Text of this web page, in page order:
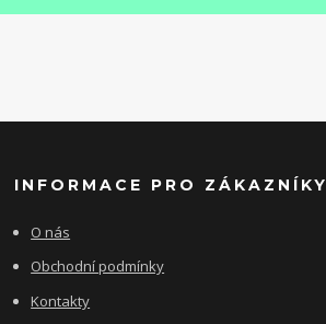
INFORMACE PRO ZÁKAZNÍKY
O nás
Obchodní podmínky
Kontakty